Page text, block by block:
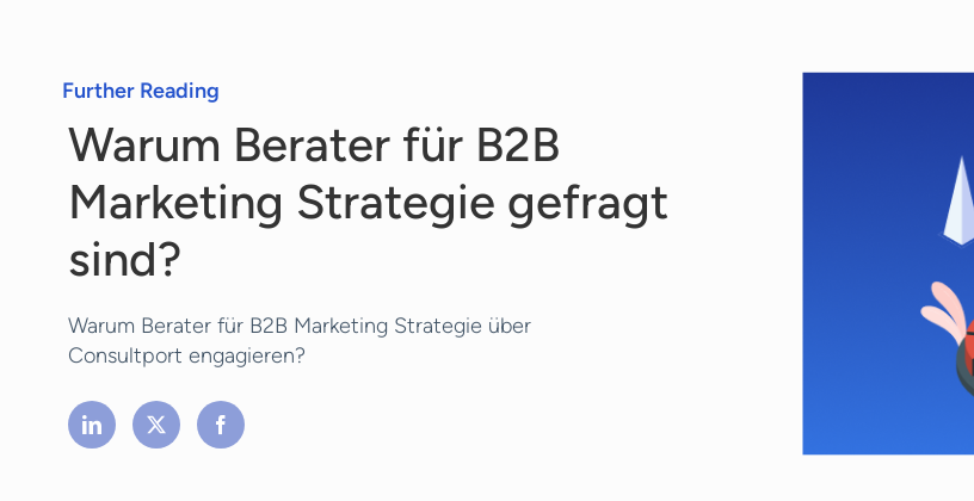
Further Reading
Warum Berater für B2B
Marketing Strategie gefragt
sind?
Warum Berater für B2B Marketing Strategie über
Consultport engagieren?